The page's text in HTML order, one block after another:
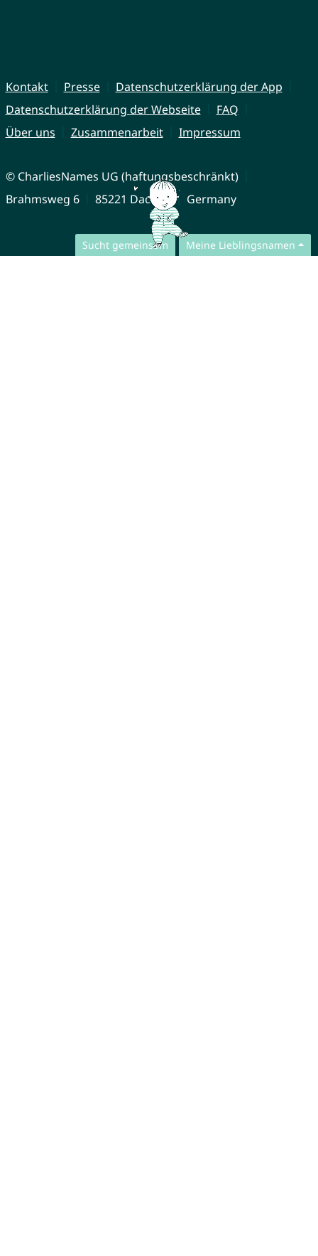
Sucht gemeinsam Meine Lieblingsnamen
Kontakt Presse
Datenschutzerklärung der App
Datenschutzerklärung der Webseite
FAQ
Über uns
Zusammenarbeit Impressum
© CharliesNames UG (haftungsbeschränkt)
Brahmsweg 6
85221 Dachau Germany